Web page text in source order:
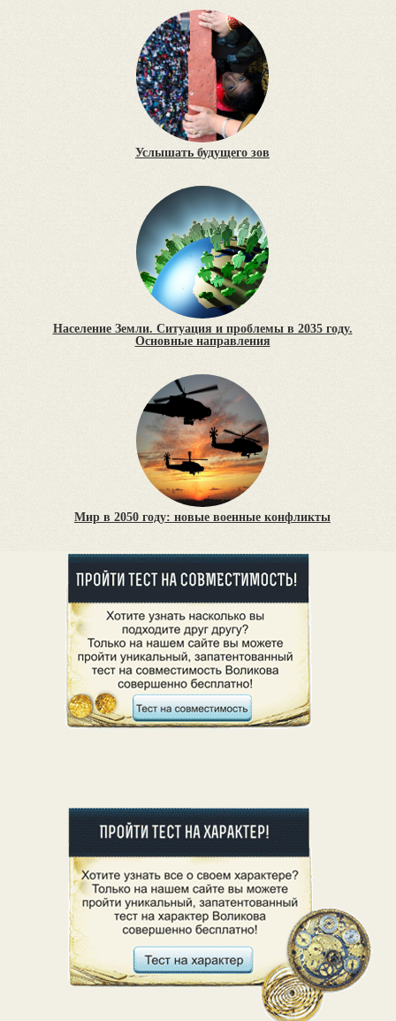
Услышать будущего зов
Население Земли. Ситуация и проблемы в 2035 году.
Основные направления
Мир в 2050 году: новые военные конфликты